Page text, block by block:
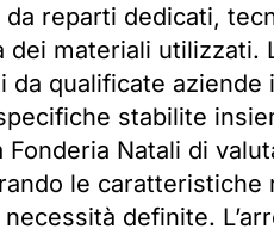
reparti dedicati,
materiali utilizzati.
qualificate
stabilite
Natali di
le
definite.